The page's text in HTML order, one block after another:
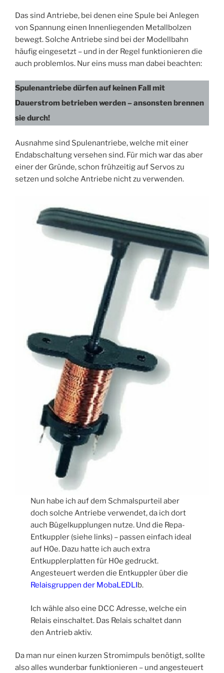
Das sind Antriebe, bei denen eine Spule bei Anlegen
von Spannung einen Innenliegenden Metallbolzen
bewegt. Solche Antriebe sind bei der Modellbahn
häufig eingesetzt – und in der Regel funktionieren die
auch problemlos. Nur eins muss man dabei beachten:
Spulenantriebe dürfen auf keinen Fall mit
Dauerstrom betrieben werden – ansonsten brennen
sie durch!
Ausnahme sind Spulenantriebe, welche mit einer
Endabschaltung versehen sind. Für mich war das aber
einer der Gründe, schon frühzeitig auf Servos zu
setzen und solche Antriebe nicht zu verwenden.
Nun habe ich auf dem Schmalspurteil aber
doch solche Antriebe verwendet, da ich dort
auch Bügelkupplungen nutze. Und die Repa-
Entkuppler (siehe links) – passen einfach ideal
auf H0e. Dazu hatte ich auch extra
Entkupplerplatten für H0e gedruckt.
Angesteuert werden die Entkuppler über die
Relaisgruppen der MobaLEDLI b.
Ich wähle also eine DCC Adresse, welche ein
Relais einschaltet. Das Relais schaltet dann
den Antrieb aktiv.
Da man nur einen kurzen Stromimpuls benötigt, sollte
also alles wunderbar funktionieren – und angesteuert